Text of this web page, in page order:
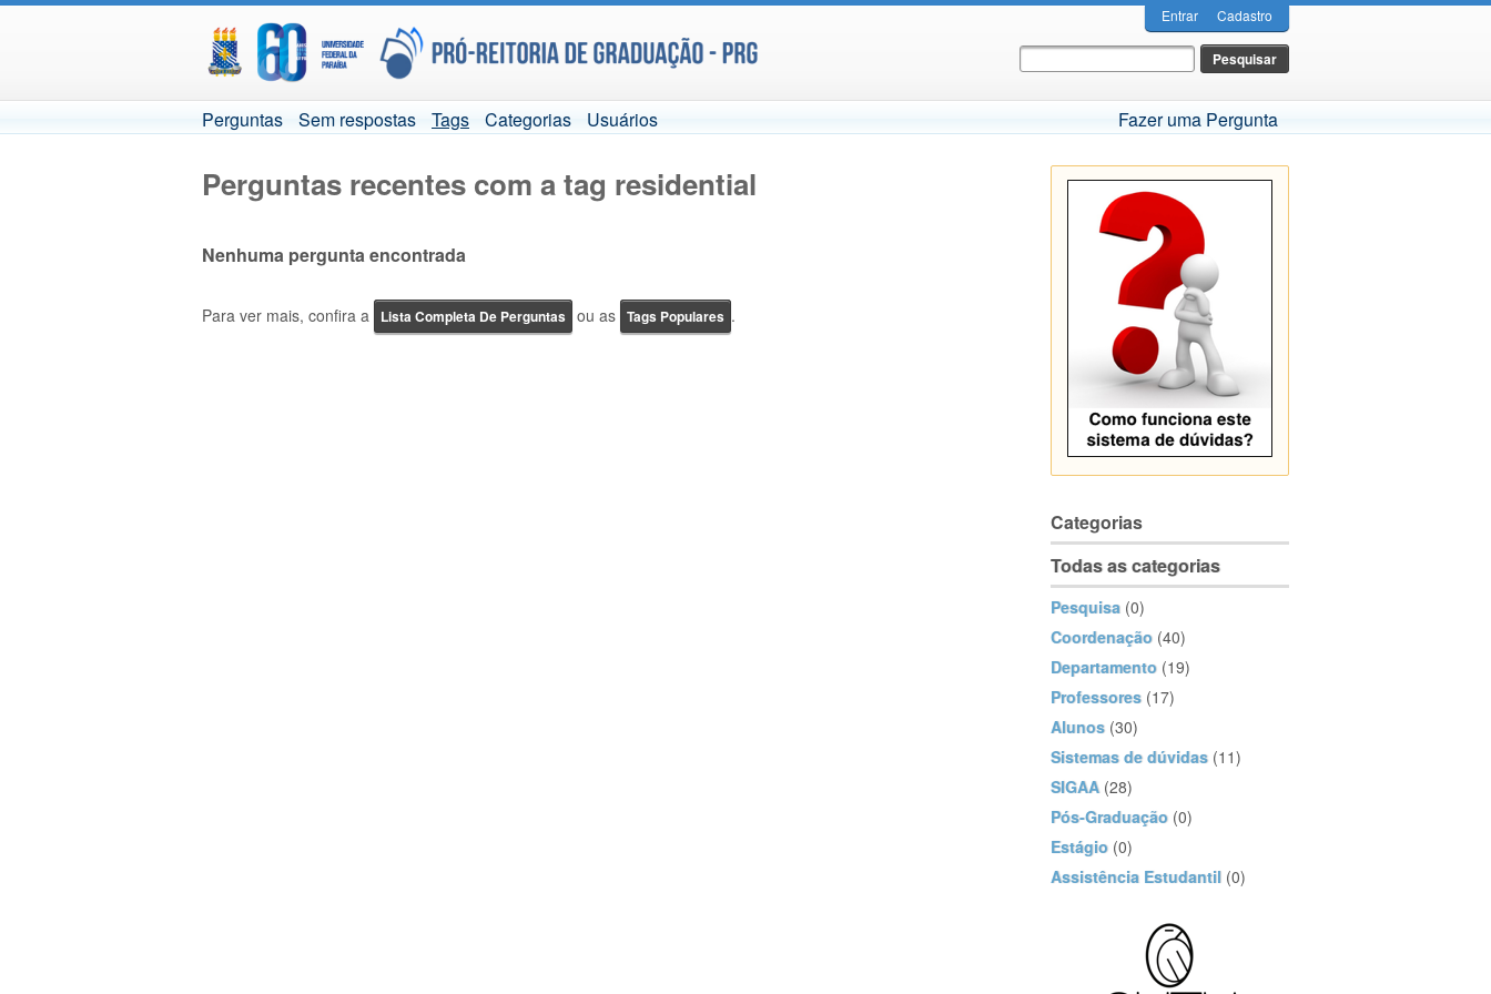
Entrar Cadastro
Perguntas Sem respostas Tags Categorias Usuários Fazer uma Pergunta
Perguntas recentes com a tag residential
Nenhuma pergunta encontrada
Para ver mais, confira a Lista Completa De Perguntas ou as Tags Populares .
Categorias
Todas as categorias
Pesquisa (0)
Coordenação (40)
Departamento (19)
Professores (17)
Alunos (30)
Sistemas de dúvidas (11)
SIGAA (28)
Pós-Graduação (0)
Estágio (0)
Assistência Estudantil (0)